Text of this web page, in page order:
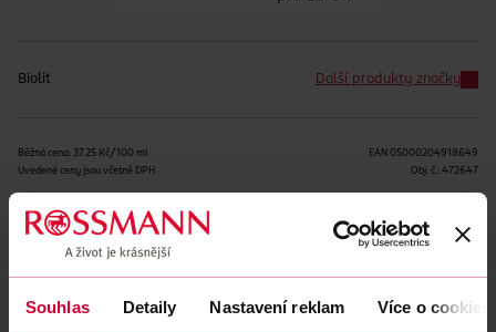
Souhlas Detaily Nastavení reklam Více o cookies
Biolit Další produkty značky
Běžná cena: 37.25 Kč/100 ml
Uvedené ceny jsou včetně DPH
EAN 05000204918649
Obj. č.: 472647
Podobné produkty